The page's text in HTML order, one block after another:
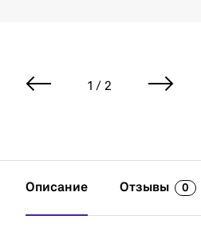
1 / 2
Описание Отзывы 0